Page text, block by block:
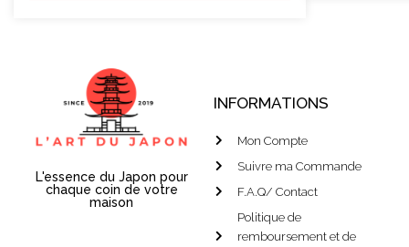
L'essence du Japon pour
chaque coin de votre
maison
INFORMATIONS
Mon Compte
Suivre ma Commande
F.A.Q/ Contact
Politique de
remboursement et de